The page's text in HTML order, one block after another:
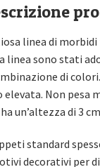
linea di
linea sono stati
di
Non pesa
un’altezza di 3
standard
decorativi per